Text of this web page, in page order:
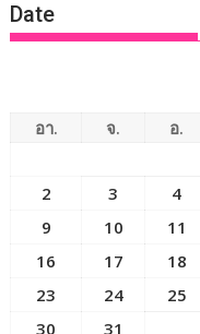
Date
อา. จ. อ.
2
3 4
9
10 11
16
17 18
23
24 25
30
31